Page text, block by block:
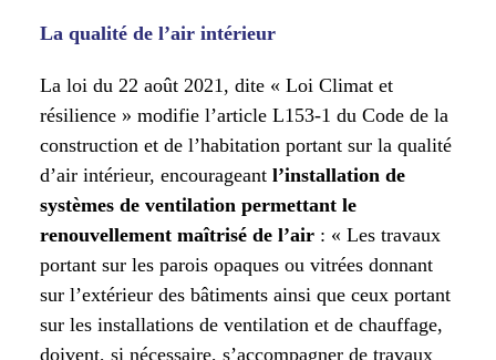
La qualité de l’air intérieur
La loi du 22 août 2021, dite « Loi Climat et
résilience » modifie l’article L153-1 du Code de la
construction et de l’habitation portant sur la qualité
d’air intérieur, encourageant l’installation de
systèmes de ventilation permettant le
renouvellement maîtrisé de l’air : « Les travaux
portant sur les parois opaques ou vitrées donnant
sur l’extérieur des bâtiments ainsi que ceux portant
sur les installations de ventilation et de chauffage,
doivent, si nécessaire, s’accompagner de travaux